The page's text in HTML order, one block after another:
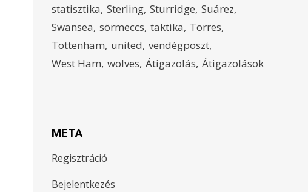
statisztika Sterling Sturridge Suárez
Swansea sörmeccs taktika Torres
Tottenham united vendégposzt
West Ham wolves Átigazolás Átigazolások
META
Regisztráció
Bejelentkezés